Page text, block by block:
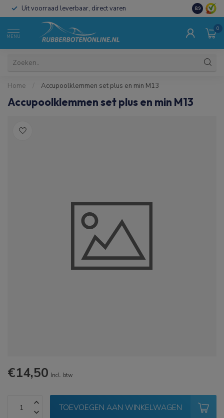
Uit voorraad leverbaar, direct varen Al 15 jaar
8.9
MENU
0
Home / Accupoolklemmen set plus en min M13
Accupoolklemmen set plus en min M13
€14,50 Incl. btw
TOEVOEGEN AAN WINKELWAGEN